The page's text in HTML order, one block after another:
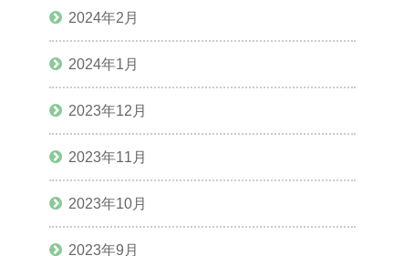
2024年2月
2024年1月
2023年12月
2023年11月
2023年10月
2023年9月